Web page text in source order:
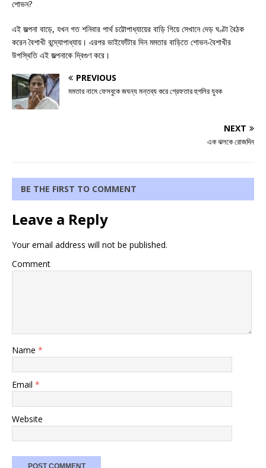
শোভন?
এই জল্পনা বাড়ে, যখন গত শনিবার পার্থ চট্টোপাধ্যায়ের বাড়ি গিয়ে সেখানে দেড় ঘণ্টা বৈঠক
করেন বৈশাখী বন্দ্যোপাধ্যায়। এরপর ভাইফোঁটার দিন মমতার বাড়িতে শোভন-বৈশাখীর
উপস্থিতি এই জল্পনাকে দ্বিগুণ করে।
PREVIOUS
মমতার নামে ফেসবুকে জঘন্য মন্তব্য করে গ্রেফতার হুগলির যুবক
NEXT
এক ঝলকে রোজদিন
BE THE FIRST TO COMMENT
Leave a Reply
Your email address will not be published.
Comment
Name *
Email *
Website